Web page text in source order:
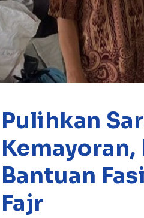
Pulihkan
Bantuan
Fajr